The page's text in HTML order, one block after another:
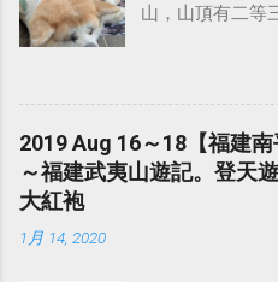
山，山頂有二等
昆族貓羅社所
山頂擁有二等三
眼樹，山頂雜草
野佳。 山頂附
業道路視野佳，
2019 Aug 16～18【福建
～福建武夷山遊記。登天
大紅袍
1月 14, 2020